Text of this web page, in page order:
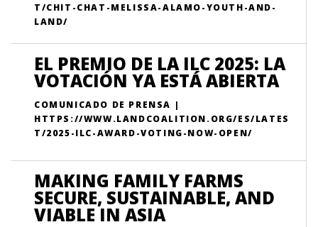
T/CHIT-CHAT-MELISSA-ALAMO-YOUTH-AND-
LAND/
EL PREMIO DE LA ILC 2025: LA
VOTACIÓN YA ESTÁ ABIERTA
COMUNICADO DE PRENSA |
HTTPS://WWW.LANDCOALITION.ORG/ES/LATES
T/2025-ILC-AWARD-VOTING-NOW-OPEN/
MAKING FAMILY FARMS
SECURE, SUSTAINABLE, AND
VIABLE IN ASIA